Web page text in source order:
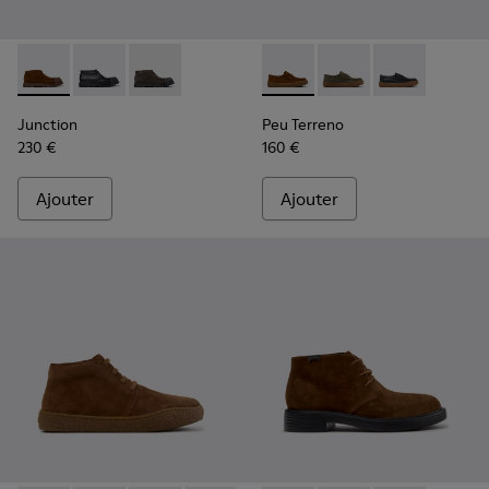
Junction - K300475-005 - Bottines en cuir velours marron
Junction - K300475-004
Junction - K300475-001
Junction
230 €
Ajouter
Peu Terreno - K101135-
Peu Terreno -Peu Terreno -
Peu Terreno
160 €
Ajouter